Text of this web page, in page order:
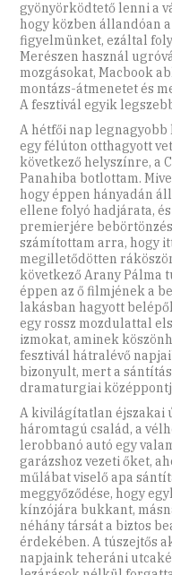
gyönyörködtető lenni a
hogy közben állandóan
figyelmünket, ezáltal
Merészen használ
mozgásokat, Macbook
montázs-átmenetet és
A fesztivál egyik
A hétfői nap legnagyobb
egy félúton otthagyott
következő helyszínre, a
Panahiba botlottam.
hogy éppen hányadán
ellene folyó hadjárata,
premierjére
számítottam arra, hogy
megilletődötten
következő Arany Pálma
éppen az ő filmjének a
lakásban hagyott
egy rossz mozdulattal
izmokat, aminek
fesztivál hátralévő
bizonyult, mert a
dramaturgiai
A kivilágítatlan éjszakai
háromtagú család, a
lerobbanó autó egy
garázshoz vezeti őket,
műlábat viselő apa
meggyőződése, hogy
kínzójára bukkant,
néhány társát a biztos
érdekében. A túszejtős
napjaink teheráni